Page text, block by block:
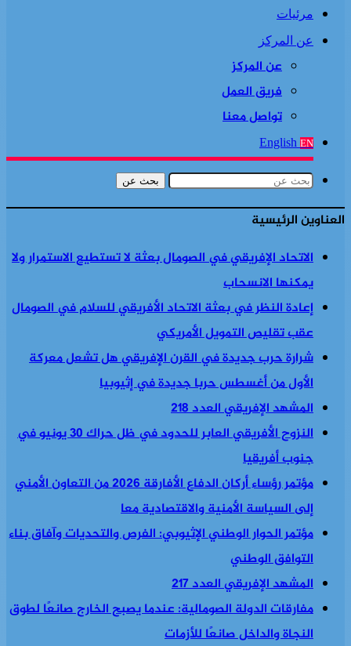
مرئيات
عن المركز
عن المركز
فريق العمل
تواصل معنا
English EN
بحث عن
العناوين الرئيسية
الاتحاد الإفريقي في الصومال بعثة لا تستطيع الاستمرار ولا
يمكنها الانسحاب
إعادة النظر في بعثة الاتحاد الأفريقي للسلام في الصومال
عقب تقليص التمويل الأمريكي
شرارة حرب جديدة في القرن الإفريقي هل تشعل معركة
الأول من أغسطس حربا جديدة في إثيوبيا
المشهد الإفريقي العدد 218
النزوح الأفريقي العابر للحدود في ظل حراك 30 يونيو في
جنوب أفريقيا
مؤتمر رؤساء أركان الدفاع الأفارقة 2026 من التعاون الأمني
إلى السياسة الأمنية والاقتصادية معا
مؤتمر الحوار الوطني الإثيوبي: الفرص والتحديات وآفاق بناء
التوافق الوطني
المشهد الإفريقي العدد 217
مفارقات الدولة الصومالية: عندما يصبح الخارج صانعًا لطوق
النجاة والداخل صانعًا للأزمات